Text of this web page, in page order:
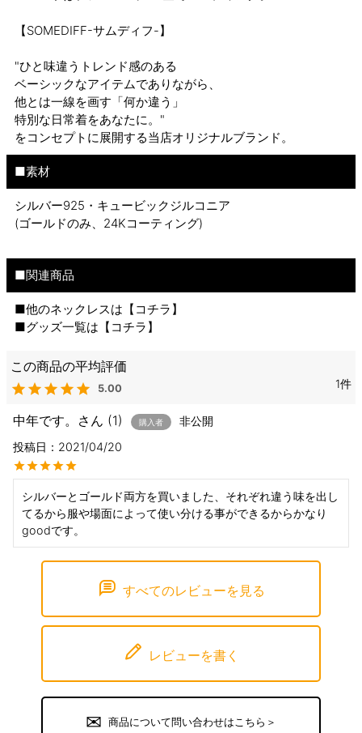
【SOMEDIFF-サムディフ-】
"ひと味違うトレンド感のある
ベーシックなアイテムでありながら、
他とは一線を画す「何か違う」
特別な日常着をあなたに。"
をコンセプトに展開する当店オリジナルブランド。
■素材
シルバー925・キュービックジルコニア
(ゴールドのみ、24Kコーティング)
■関連商品
■他のネックレスは【 コチラ 】
■グッズ一覧は【 コチラ 】
5.00 1
中年です。 1 購入者
非公開
投稿日
2021/04/20
シルバーとゴールド両方を買いました、それぞれ違う味を出し
てるから服や場面によって使い分ける事ができるからかなり
goodです。
すべてのレビューを見る
レビューを書く
商品について問い合わせはこちら＞